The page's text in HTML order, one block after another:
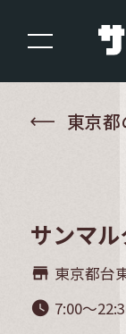
東京
サンマ
store_mall_directory 東京都台
watch_later 7:00～